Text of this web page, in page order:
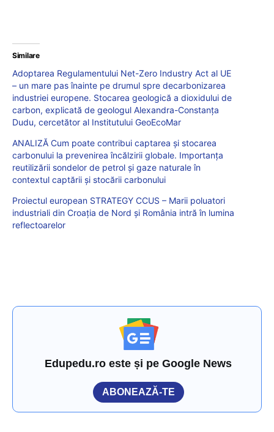
Similare
Adoptarea Regulamentului Net-Zero Industry Act al UE
– un mare pas înainte pe drumul spre decarbonizarea
industriei europene. Stocarea geologică a dioxidului de
carbon, explicată de geologul Alexandra-Constanța
Dudu, cercetător al Institutului GeoEcoMar
ANALIZĂ Cum poate contribui captarea și stocarea
carbonului la prevenirea încălzirii globale. Importanța
reutilizării sondelor de petrol și gaze naturale în
contextul captării și stocării carbonului
Proiectul european STRATEGY CCUS – Marii poluatori
industriali din Croația de Nord și România intră în lumina
reflectoarelor
Edupedu.ro este și pe Google News
ABONEAZĂ-TE